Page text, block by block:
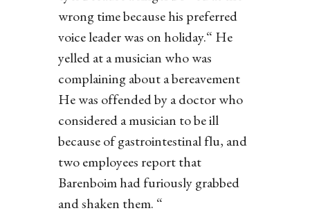
wrong time because his preferred
voice leader was on holiday.“ He
yelled at a musician who was
complaining about a bereavement
He was offended by a doctor who
considered a musician to be ill
because of gastrointestinal flu, and
two employees report that
Barenboim had furiously grabbed
and shaken them. “